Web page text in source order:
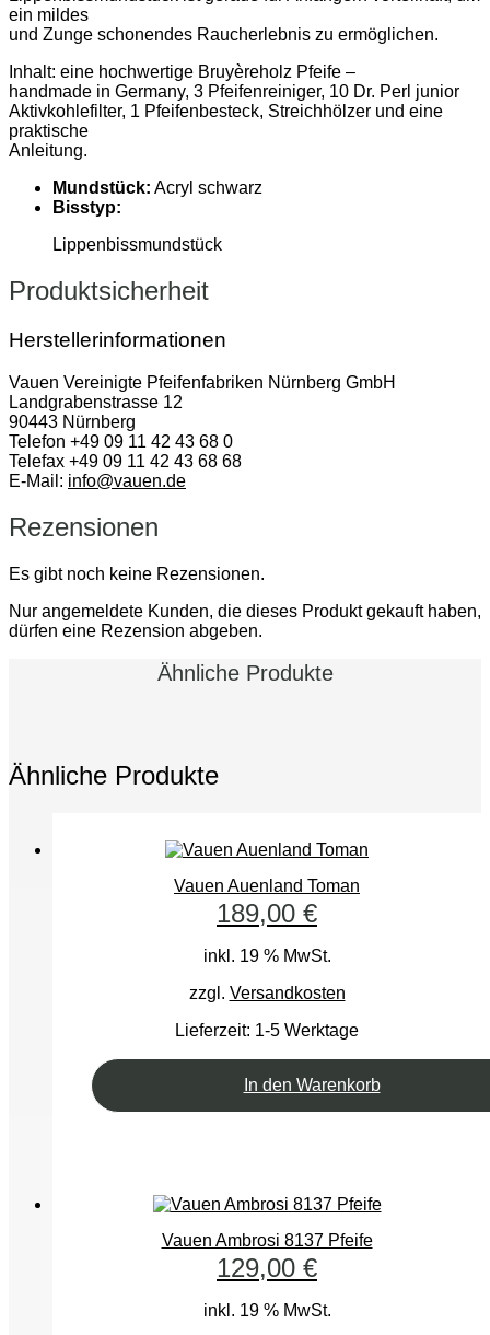
ein mildes
und Zunge schonendes Raucherlebnis zu ermöglichen.
Inhalt: eine hochwertige Bruyèreholz Pfeife –
handmade in Germany, 3 Pfeifenreiniger, 10 Dr. Perl junior
Aktivkohlefilter, 1 Pfeifenbesteck, Streichhölzer und eine
praktische
Anleitung.
Mundstück: Acryl schwarz
Bisstyp:
Lippenbissmundstück
Produktsicherheit
Herstellerinformationen
Vauen Vereinigte Pfeifenfabriken Nürnberg GmbH
Landgrabenstrasse 12
90443 Nürnberg
Telefon +49 09 11 42 43 68 0
Telefax +49 09 11 42 43 68 68
E-Mail: info@vauen.de
Rezensionen
Es gibt noch keine Rezensionen.
Nur angemeldete Kunden, die dieses Produkt gekauft haben,
dürfen eine Rezension abgeben.
Ähnliche Produkte
Ähnliche Produkte
Vauen Auenland Toman
189,00 €
inkl. 19 % MwSt.
zzgl. Versandkosten
Lieferzeit: 1-5 Werktage
In den Warenkorb
Vauen Ambrosi 8137 Pfeife
129,00 €
inkl. 19 % MwSt.